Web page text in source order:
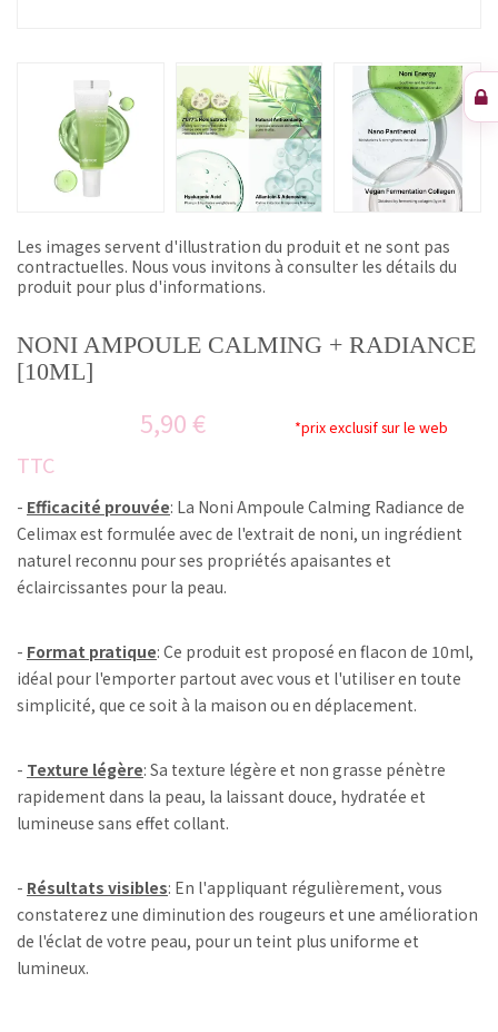
Les images servent d'illustration du produit et ne sont pas
contractuelles. Nous vous invitons à consulter les détails du
produit pour plus d'informations.
NONI AMPOULE CALMING + RADIANCE
[10ML]
5,90 € *prix exclusif sur le web
TTC
- Efficacité prouvée: La Noni Ampoule Calming Radiance de
Celimax est formulée avec de l'extrait de noni, un ingrédient
naturel reconnu pour ses propriétés apaisantes et
éclaircissantes pour la peau.
- Format pratique: Ce produit est proposé en flacon de 10ml,
idéal pour l'emporter partout avec vous et l'utiliser en toute
simplicité, que ce soit à la maison ou en déplacement.
- Texture légère: Sa texture légère et non grasse pénètre
rapidement dans la peau, la laissant douce, hydratée et
lumineuse sans effet collant.
- Résultats visibles: En l'appliquant régulièrement, vous
constaterez une diminution des rougeurs et une amélioration
de l'éclat de votre peau, pour un teint plus uniforme et
lumineux.